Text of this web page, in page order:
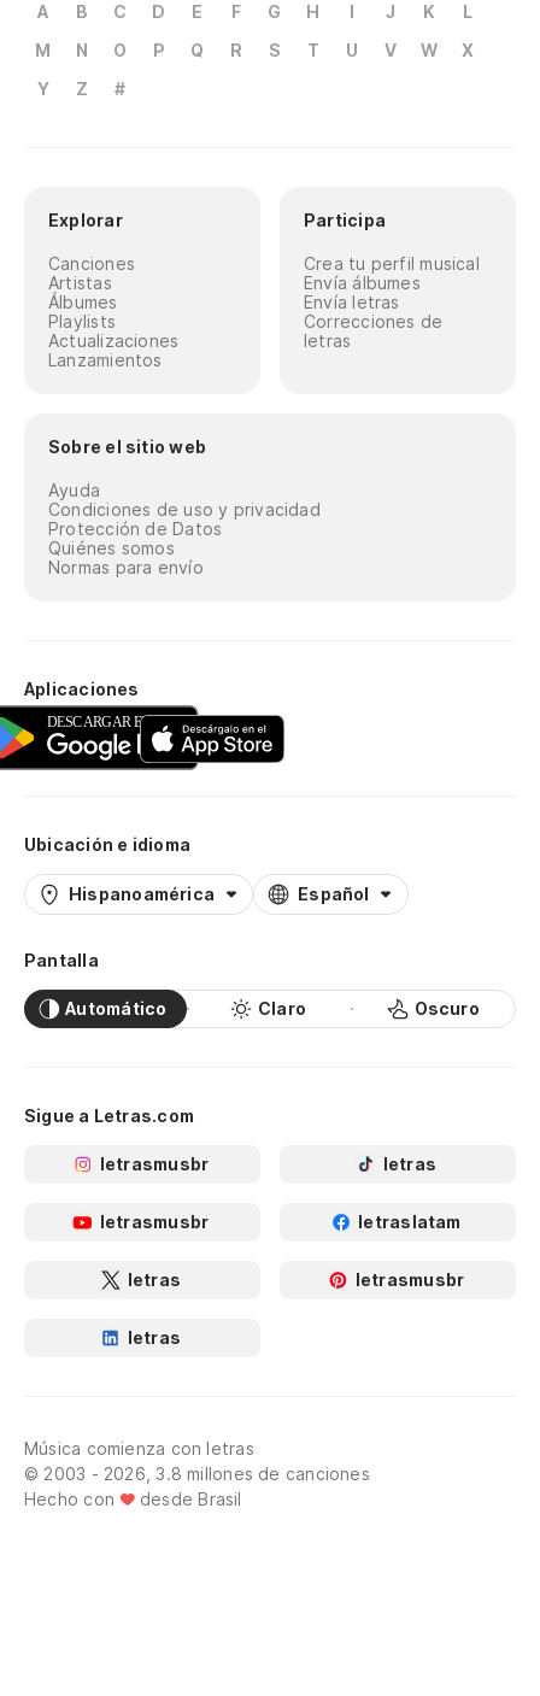
A B C D E F G H I J K
L
M
N O P Q R S T U V W
X
Y
Z #
Explorar
Canciones
Artistas
Álbumes
Playlists
Actualizaciones
Lanzamientos
Participa
Crea tu perfil musical
Envía álbumes
Envía letras
Correcciones de
letras
Sobre el sitio web
Ayuda
Condiciones de uso y privacidad
Protección de Datos
Quiénes somos
Normas para envío
Aplicaciones
Ubicación e idioma
Hispanoamérica Español
Pantalla
Automático Claro Oscuro
Sigue a Letras.com
letrasmusbr letras
letrasmusbr letraslatam
letras letrasmusbr
letras
Música comienza con letras
© 2003 - 2026, 3.8 millones de canciones
Hecho con
desde Brasil